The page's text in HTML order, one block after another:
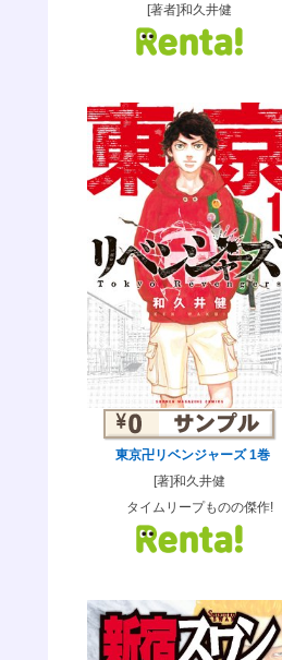
[著者]和久井健
東京卍リベンジャーズ 1巻
[著]和久井健
タイムリープものの傑作!